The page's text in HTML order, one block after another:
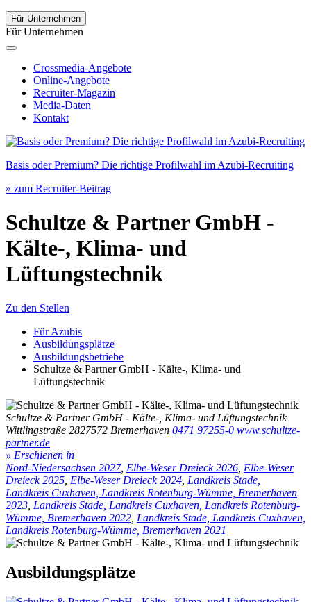
Für Unternehmen
Für Unternehmen
Crossmedia-Angebote
Online-Angebote
Recruiter-Magazin
Media-Daten
Kontakt
Basis oder Premium? Die richtige Profilwahl im Azubi-Recruiting
» zum Recruiter-Beitrag
Schultze & Partner GmbH -
Kälte-, Klima- und
Lüftungstechnik
Zu den Stellen
Für Azubis
Ausbildungsplätze
Ausbildungsbetriebe
Schultze & Partner GmbH - Kälte-, Klima- und
Lüftungstechnik
Schultze & Partner GmbH - Kälte-, Klima- und Lüftungstechnik
Wittlingstraße 2827572 Bremerhaven 0471 97255-0 www.schultze-
partner.de
» Erschienen in
Nord-Niedersachsen 2027, Elbe-Weser Dreieck 2026 Elbe-Weser
Dreieck 2025 Elbe-Weser Dreieck 2024 Landkreis Stade,
Landkreis Cuxhaven, Landkreis Rotenburg-Wümme, Bremerhaven
2023 Landkreis Stade, Landkreis Cuxhaven, Landkreis Rotenburg-
Wümme, Bremerhaven 2022 Landkreis Stade, Landkreis Cuxhaven,
Landkreis Rotenburg-Wümme, Bremerhaven 2021
Ausbildungsplätze